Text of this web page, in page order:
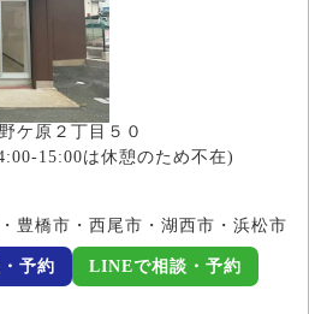
ケ原２丁目５０
15:00は休憩のため不在)
豊橋市・西尾市・湖西市・浜松市
予約 LINEで相談・予約